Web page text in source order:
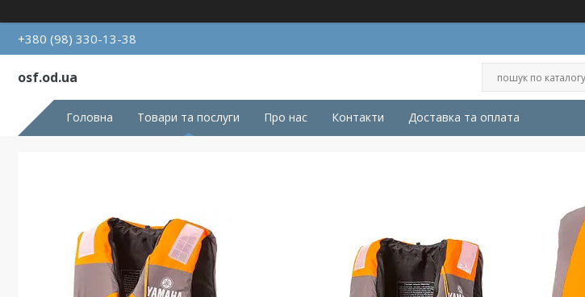
+380 (98) 330-13-38
osf.od.ua
Головна Товари та послуги Про нас Контакти Доставка та оплата